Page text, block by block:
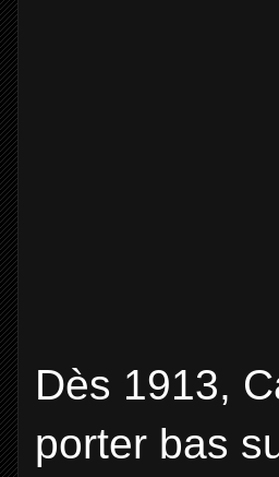
Dès 1913,
porter bas